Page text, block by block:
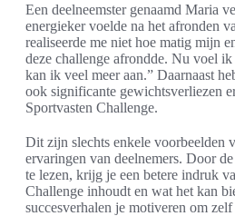
Een deelneemster genaamd Maria
energieker voelde na het afronden
realiseerde me niet hoe matig mijn
deze challenge afrondde. Nu voel
kan ik veel meer aan.” Daarnaast
ook significante gewichtsverliezen
Sportvasten Challenge.
Dit zijn slechts enkele voorbeelden
ervaringen van deelnemers. Door
te lezen, krijg je een betere indruk
Challenge inhoudt en wat het kan
succesverhalen je motiveren om